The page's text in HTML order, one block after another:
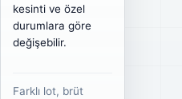
kesinti ve özel
durumlara göre
değişebilir.
Farklı lot, brüt